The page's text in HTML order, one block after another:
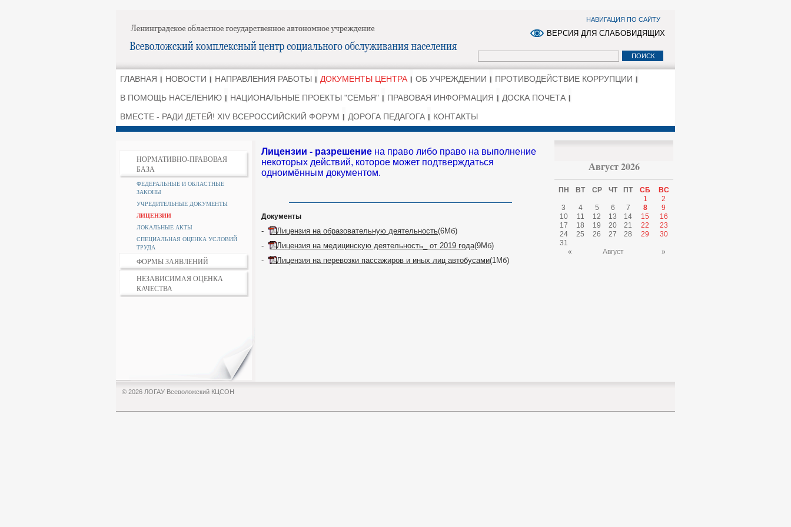
НАВИГАЦИЯ ПО САЙТУ
ВЕРСИЯ ДЛЯ СЛАБОВИДЯЩИХ
ГЛАВНАЯ НОВОСТИ НАПРАВЛЕНИЯ РАБОТЫ ДОКУМЕНТЫ ЦЕНТРА ОБ УЧРЕЖДЕНИИ
ПРОТИВОДЕЙСТВИЕ КОРРУПЦИИ
В ПОМОЩЬ НАСЕЛЕНИЮ
НАЦИОНАЛЬНЫЕ ПРОЕКТЫ "СЕМЬЯ" ПРАВОВАЯ ИНФОРМАЦИЯ
ДОСКА ПОЧЕТА
ВМЕСТЕ - РАДИ ДЕТЕЙ! XIV ВСЕРОССИЙСКИЙ ФОРУМ
ДОРОГА ПЕДАГОГА КОНТАКТЫ
НОРМАТИВНО-ПРАВОВАЯ
БАЗА
ФЕДЕРАЛЬНЫЕ И ОБЛАСТНЫЕ
ЗАКОНЫ
УЧРЕДИТЕЛЬНЫЕ ДОКУМЕНТЫ
ЛИЦЕНЗИИ
ЛОКАЛЬНЫЕ АКТЫ
СПЕЦИАЛЬНАЯ ОЦЕНКА УСЛОВИЙ
ТРУДА
ФОРМЫ ЗАЯВЛЕНИЙ
НЕЗАВИСИМАЯ ОЦЕНКА
КАЧЕСТВА
Лицензии - разрешение на право либо право на выполнение
некоторых действий, которое может подтверждаться
одноимённым документом.
Документы
- Лицензия на образовательную деятельность(6Мб)
-
Лицензия на медицинскую деятельность_ от 2019 года(9Мб)
-
Лицензия на перевозки пассажиров и иных лиц автобусами(1Мб)
Август 2026
ПН ВТ СР ЧТ ПТ СБ
ВС
1
2
3
4 5 6 7 8
9
10
11 12 13 14 15
16
17
18 19 20 21 22
23
24
25 26 27 28 29
30
31
«
Август »
© 2026 ЛОГАУ Всеволожский КЦСОН